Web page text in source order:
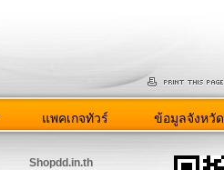
แพคเกจทัวร์ ข้อมูลจังหวัด
Shopdd.in.th